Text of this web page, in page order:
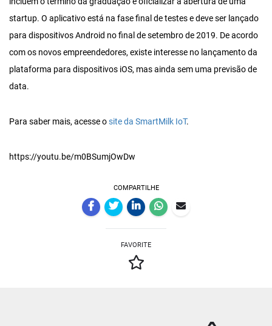
startup. O aplicativo está na fase final de testes e deve ser lançado
para dispositivos Android no final de setembro de 2019. De acordo
com os novos empreendedores, existe interesse no lançamento da
plataforma para dispositivos iOS, mas ainda sem uma previsão de
data.
Para saber mais, acesse osite da SmartMilk IoT.
https://youtu.be/m0BSumjOwDw
COMPARTILHE
FAVORITE